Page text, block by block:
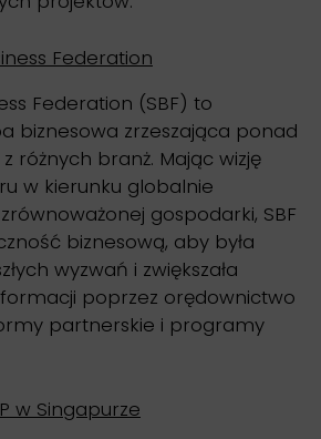
Federation
Federation (SBF) to
biznesowa zrzeszająca ponad
różnych branż. Mając wizję
w kierunku globalnie
gospodarki, SBF
biznesową, aby była
wyzwań i zwiększała
poprzez orędownictwo
partnerskie i programy
w Singapurze